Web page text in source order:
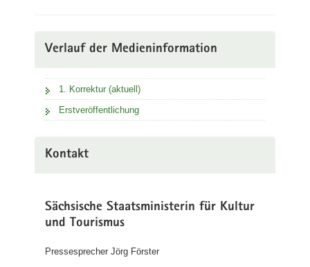
Verlauf der Medieninformation
1. Korrektur (aktuell)
Erstveröffentlichung
Kontakt
Sächsische Staatsministerin für Kultur
und Tourismus
Pressesprecher Jörg Förster